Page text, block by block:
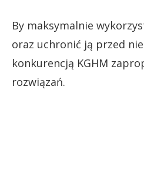
By maksymalnie
oraz uchronić ją przed
konkurencją KGHM
rozwiązań.